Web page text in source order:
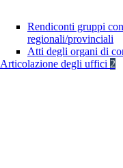
Rendiconti gruppi
regionali/provinciali
Atti degli organi di
Articolazione degli uffici 2